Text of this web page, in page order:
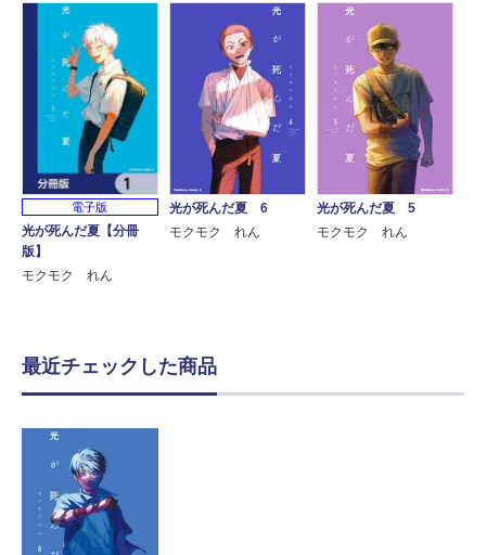
電子版
光が死んだ夏【分冊
版】
モクモク れん
光が死んだ夏 6
モクモク れん
光が死んだ夏 5
モクモク れん
最近チェックした商品